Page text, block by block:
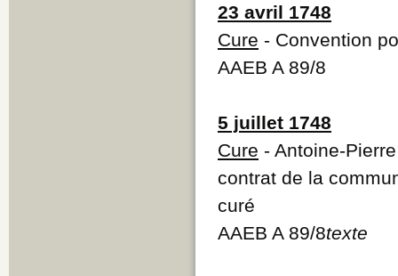
23 avril 1748
Cure - Convention
AAEB A 89/8
5 juillet 1748
Cure - Antoine-
contrat de la
curé
AAEB A 89/8texte